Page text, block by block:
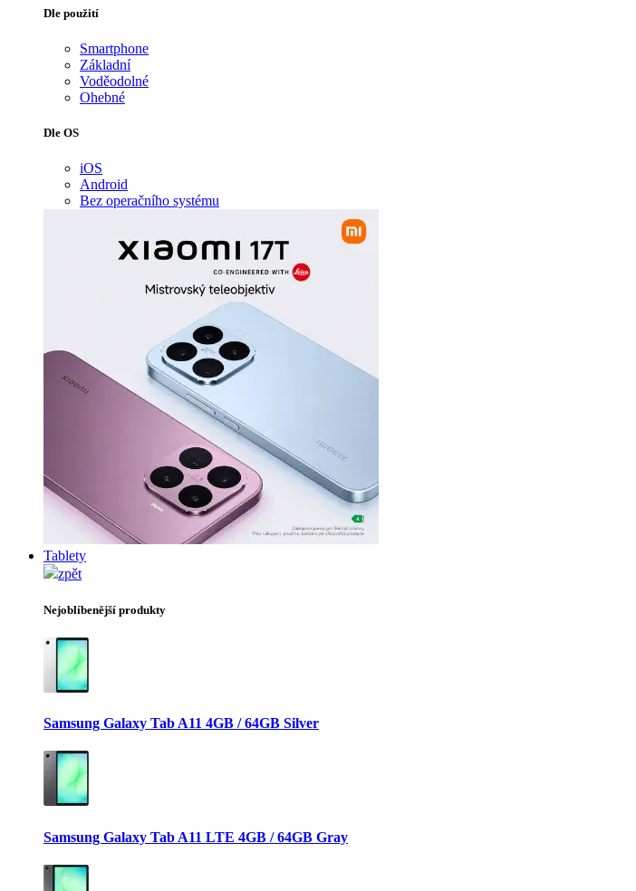
Dle použití
Smartphone
Základní
Voděodolné
Ohebné
Dle OS
iOS
Android
Bez operačního systému
Tablety
zpět
Nejoblíbenější produkty
Samsung Galaxy Tab A11 4GB / 64GB Silver
Samsung Galaxy Tab A11 LTE 4GB / 64GB Gray